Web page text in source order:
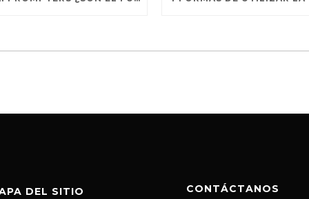
DEL SITIO CONTÁCTANOS